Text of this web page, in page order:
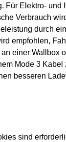
Für Elektro- und
Verbrauch
durch
empfohlen,
einer Wallbox
Mode 3 Kabel
besseren
sind